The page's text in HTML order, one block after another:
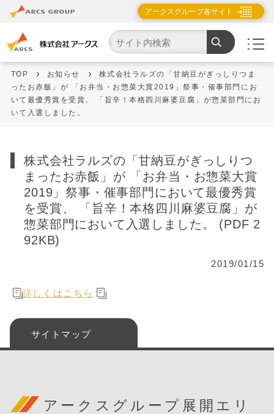
アークスグループ各サイト
TOP お知らせ
株式会社ラルズの「甘納豆がぎっしりつま
ったお赤飯」が 「お弁当・お惣菜大賞2019」祭事・催事部門にお
いて最優秀賞を受賞、 「旨辛！本格四川麻婆豆腐」が惣菜部門にお
いて入選しました。
株式会社ラルズの「甘納豆がぎっしりつ
まったお赤飯」が 「お弁当・お惣菜大賞
2019」祭事・催事部門において最優秀賞
を受賞、 「旨辛！本格四川麻婆豆腐」が
惣菜部門において入選しました。 (PDF 2
92KB)
2019/01/15
詳しくはこちら
サイトマップ
アークスグループ展開エリ